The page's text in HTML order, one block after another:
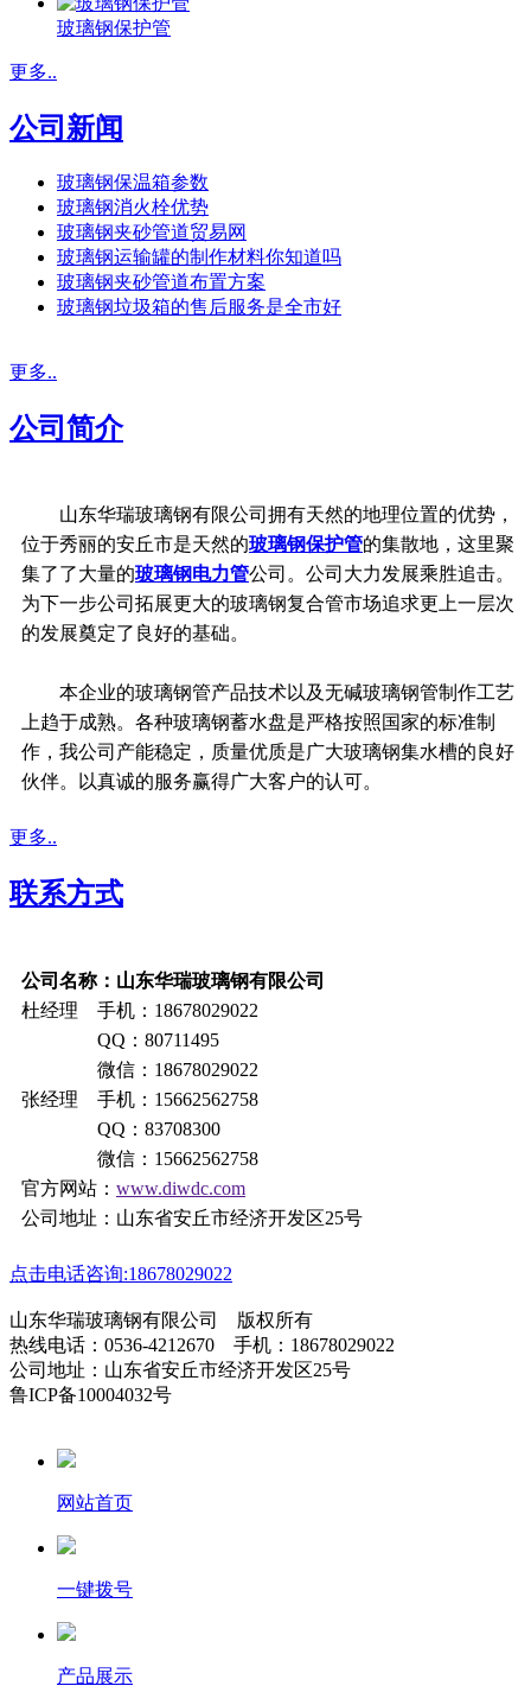
玻璃钢保护管
更多..
公司新闻
玻璃钢保温箱参数
玻璃钢消火栓优势
玻璃钢夹砂管道贸易网
玻璃钢运输罐的制作材料你知道吗
玻璃钢夹砂管道布置方案
玻璃钢垃圾箱的售后服务是全市好
更多..
公司简介
山东华瑞玻璃钢有限公司拥有天然的地理位置的优势，
位于秀丽的安丘市是天然的玻璃钢保护管的集散地，这里聚
集了了大量的玻璃钢电力管公司。公司大力发展乘胜追击。
为下一步公司拓展更大的玻璃钢复合管市场追求更上一层次
的发展奠定了良好的基础。
本企业的玻璃钢管产品技术以及无碱玻璃钢管制作工艺
上趋于成熟。各种玻璃钢蓄水盘是严格按照国家的标准制
作，我公司产能稳定，质量优质是广大玻璃钢集水槽的良好
伙伴。以真诚的服务赢得广大客户的认可。
更多..
联系方式
公司名称：山东华瑞玻璃钢有限公司
杜经理 手机：18678029022
QQ：80711495
微信：18678029022
张经理 手机：15662562758
QQ：83708300
微信：15662562758
官方网站： www.diwdc.com
公司地址：山东省安丘市经济开发区25号
点击电话咨询:18678029022
山东华瑞玻璃钢有限公司 版权所有
热线电话：0536-4212670 手机：18678029022
公司地址：山东省安丘市经济开发区25号
鲁ICP备10004032号
网站首页
一键拨号
产品展示